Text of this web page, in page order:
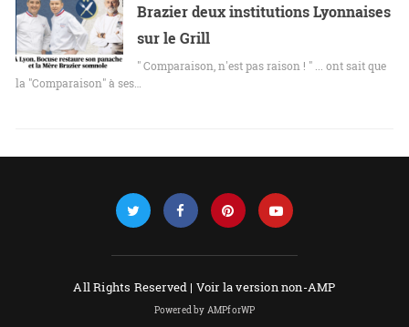
Brazier deux institutions Lyonnaises
sur le Grill
" Comparaison, n'est pas raison ! " ... ont sait que
la "Comparaison" à ses…
All Rights Reserved | Voir la version non-AMP
Powered by AMPforWP